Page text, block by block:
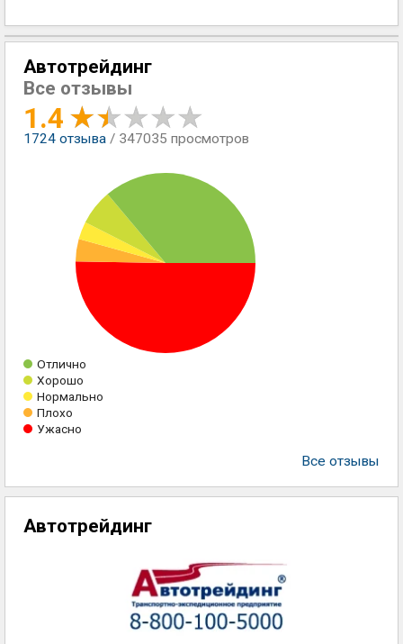
Автотрейдинг
Все отзывы
1.4
1724 отзыва / 347035 просмотров
Отлично
Хорошо
Нормально
Плохо
Ужасно
Все отзывы
Автотрейдинг